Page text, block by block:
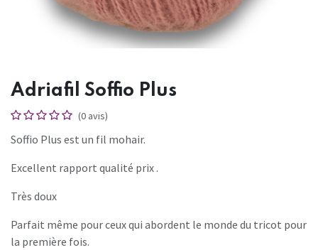
Adriafil Soffio Plus
(0 avis)
Soffio Plus est un fil mohair.
Excellent rapport qualité prix .
Très doux
Parfait même pour ceux qui abordent le monde du tricot pour
la première fois.